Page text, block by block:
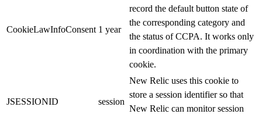
CookieLawInfoConsent 1 year
record the default button state of
the corresponding category and
the status of CCPA. It works only
in coordination with the primary
cookie.
JSESSIONID session
New Relic uses this cookie to
store a session identifier so that
New Relic can monitor session